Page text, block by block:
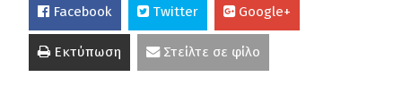
Facebook Twitter Google+
Εκτύπωση Στείλτε σε φίλο